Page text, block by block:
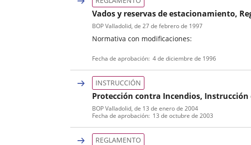
Vados y reservas de estacionamiento,
Normativa con modificaciones:
de
normativa
boletin
BOP Valladolid, de 27 de febrero de 1997
Fecha de aprobación 4 de diciembre de 1996
Protección contra Incendios,
Tipo
de
normativa
INSTRUCCIÓN
Referencia
boletin
BOP Valladolid, de 13 de enero de 2004
Fecha de aprobación 13 de octubre de 2003
REGLAMENTO